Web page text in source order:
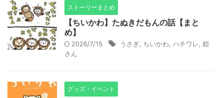
ストーリーまとめ
【ちいかわ】たぬきだもんの話【まと
め】
2026/7/15 うさぎ ちいかわ ハチワレ 鎧
さん
グッズ・イベント